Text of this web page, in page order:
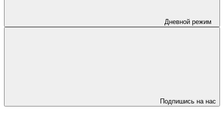
Дневной режим
Подпишись на нас